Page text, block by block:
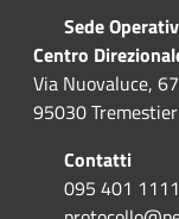
Sede
Centro
Via Nuovaluce,
95030
Contatti
095 401 1111